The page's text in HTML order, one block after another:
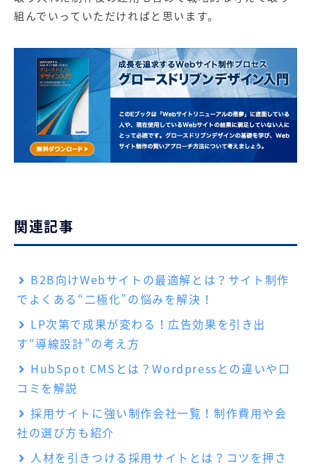
組んでいっていただければと思います。
関連記事
B2B向けWebサイトの最適解とは？サイト制作
でよくある“二極化”の悩みを解決！
LP次第で成果が変わる！広告効果を引き出
す“導線設計”の考え方
HubSpot CMSとは？Wordpressとの違いや口
コミを解説
採用サイトに強い制作会社一覧！制作費用や会
社の選び方も紹介
人材を引きつける採用サイトとは？コツを押さ